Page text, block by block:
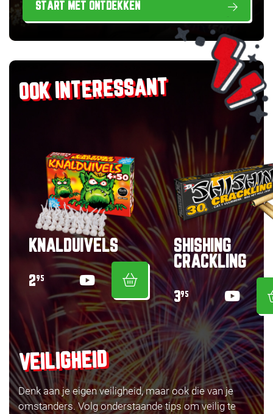
START MET ONTDEKKEN
OOK INTERESSANT
KNALDUIVELS
295
SHISHING
CRACKLING
395
VEILIGHEID
Denk aan je eigen veiligheid, maar ook die van je
omstanders. Volg onderstaande tips om veilig te